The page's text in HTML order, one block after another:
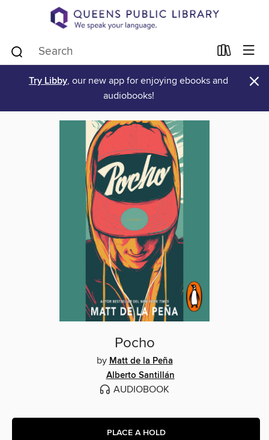
Try Libby, our new app for enjoying ebooks and
audiobooks!
×
Pocho
by Matt de la Peña
Alberto Santillán
AUDIOBOOK
PLACE A HOLD